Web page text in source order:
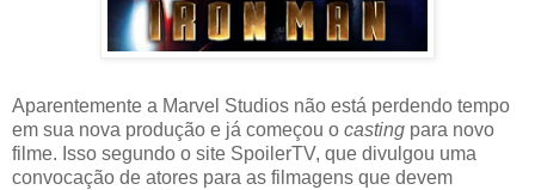
Aparentemente a Marvel Studios não está perdendo tempo
em sua nova produção e já começou o casting para novo
filme. Isso segundo o site SpoilerTV, que divulgou uma
convocação de atores para as filmagens que devem